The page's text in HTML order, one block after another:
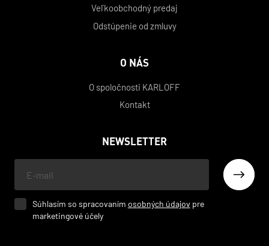
Veľkoobchodný predaj
Odstúpenie od zmluvy
O NÁS
O spoločnosti KARLOFF
Kontakt
NEWSLETTER
mail
Súhlasím so spracovaním osobných údajov pre
marketingové účely